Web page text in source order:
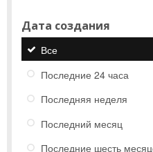
Дата создания
Все
Последние 24 часа
Последняя неделя
Последний месяц
Последние шесть